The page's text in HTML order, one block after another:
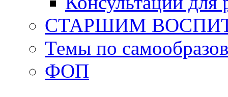
СТАРШИМ
Темы по
ФОП